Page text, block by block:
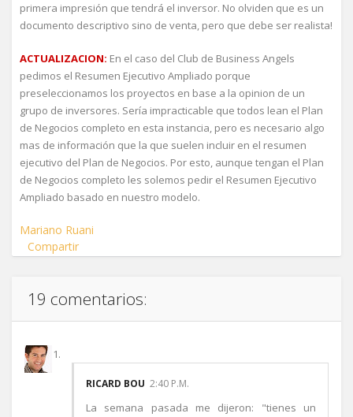
primera impresión que tendrá el inversor. No olviden que es un
documento descriptivo sino de venta, pero que debe ser realista!
ACTUALIZACION: En el caso del Club de Business Angels
pedimos el Resumen Ejecutivo Ampliado porque
preseleccionamos los proyectos en base a la opinion de un
grupo de inversores. Sería impracticable que todos lean el Plan
de Negocios completo en esta instancia, pero es necesario algo
mas de información que la que suelen incluir en el resumen
ejecutivo del Plan de Negocios. Por esto, aunque tengan el Plan
de Negocios completo les solemos pedir el Resumen Ejecutivo
Ampliado basado en nuestro modelo.
Mariano Ruani
Compartir
19 comentarios:
RICARD BOU 2:40 P.M.
La semana pasada me dijeron: "tienes un